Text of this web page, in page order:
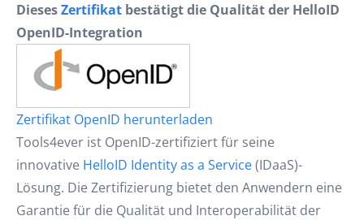
DiesesZertifikat bestätigt die Qualität der HelloID
OpenID-Integration
Zertifikat OpenID herunterladen
Tools4ever ist OpenID-zertifiziert für seine
innovative HelloID Identity as a Service(IDaaS)-
Lösung. Die Zertifizierung bietet den Anwendern eine
Garantie für die Qualität und Interoperabilität der